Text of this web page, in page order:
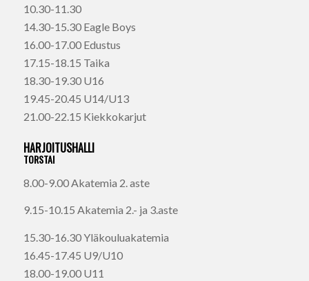
10.30-11.30
14.30-15.30 Eagle Boys
16.00-17.00 Edustus
17.15-18.15 Taika
18.30-19.30 U16
19.45-20.45 U14/U13
21.00-22.15 Kiekkokarjut
HARJOITUSHALLI
TORSTAI
8.00-9.00 Akatemia 2. aste
9.15-10.15 Akatemia 2.- ja 3.aste
15.30-16.30 Yläkouluakatemia
16.45-17.45 U9/U10
18.00-19.00 U11